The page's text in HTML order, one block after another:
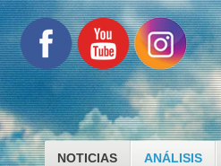
NOTICIAS ANÁLISIS